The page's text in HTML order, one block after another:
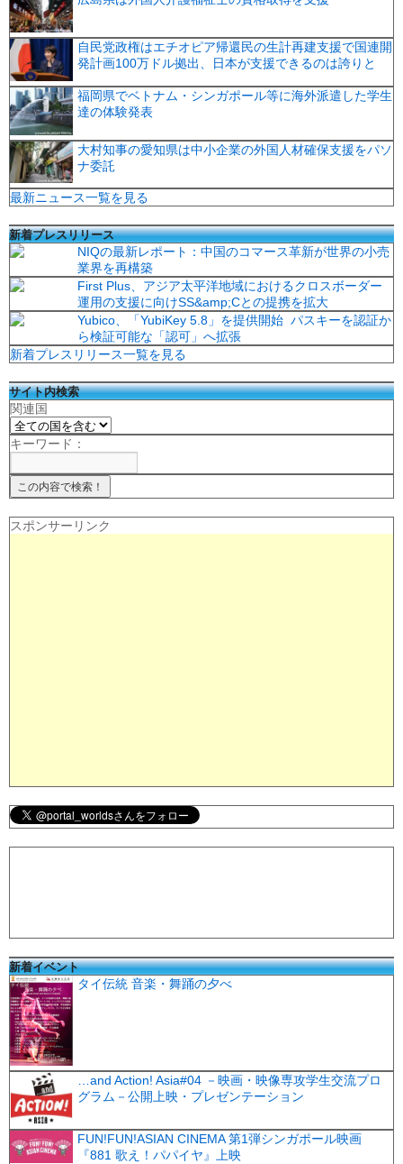
自民党政権はエチオピア帰還民の生計再建支援で国連開
発計画100万ドル拠出、日本が支援できるのは誇りと
福岡県でベトナム・シンガポール等に海外派遣した学生
達の体験発表
大村知事の愛知県は中小企業の外国人材確保支援をパソ
ナ委託
最新ニュース一覧を見る
新着プレスリリース
NIQの最新レポート：中国のコマース革新が世界の小売
業界を再構築
First Plus、アジア太平洋地域におけるクロスボーダー
運用の支援に向けSS&amp;Cとの提携を拡大
Yubico、「YubiKey 5.8」を提供開始 パスキーを認証か
ら検証可能な「認可」へ拡張
新着プレスリリース一覧を見る
サイト内検索
関連国
キーワード：
スポンサーリンク
新着イベント
タイ伝統 音楽・舞踊の夕べ
…and Action! Asia#04 －映画・映像専攻学生交流プロ
グラム－公開上映・プレゼンテーション
FUN!FUN!ASIAN CINEMA 第1弾シンガポール映画
『881 歌え！パパイヤ』上映